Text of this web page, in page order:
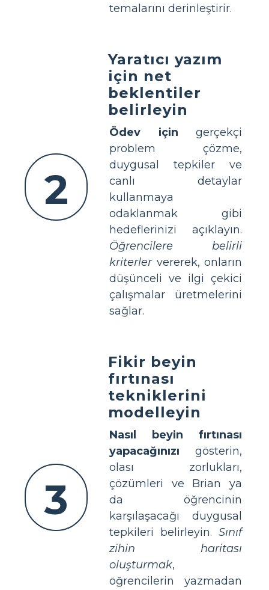
temalarını derinleştirir.
2
Yaratıcı yazım
için net
beklentiler
belirleyin
Ödev için gerçekçi
problem çözme,
duygusal tepkiler ve
canlı detaylar
kullanmaya
odaklanmak gibi
hedeflerinizi açıklayın.
Öğrencilere belirli
kriterlervererek, onların
düşünceli ve ilgi çekici
çalışmalar üretmelerini
sağlar.
3
Fikir beyin
fırtınası
tekniklerini
modelleyin
Nasıl beyin fırtınası
yapacağınızı gösterin,
olası zorlukları,
çözümleri ve Brian ya
da öğrencinin
karşılaşacağı duygusal
tepkileri belirleyin. Sınıf
zihin haritası
oluşturmak,
öğrencilerin yazmadan